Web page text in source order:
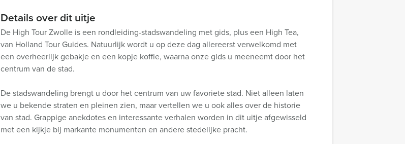
Details over dit uitje
De High Tour Zwolle is een rondleiding-stadswandeling met gids, plus een High Tea,
van Holland Tour Guides. Natuurlijk wordt u op deze dag allereerst verwelkomd met
een overheerlijk gebakje en een kopje koffie, waarna onze gids u meeneemt door het
centrum van de stad.
De stadswandeling brengt u door het centrum van uw favoriete stad. Niet alleen laten
we u bekende straten en pleinen zien, maar vertellen we u ook alles over de historie
van stad. Grappige anekdotes en interessante verhalen worden in dit uitje afgewisseld
met een kijkje bij markante monumenten en andere stedelijke pracht.